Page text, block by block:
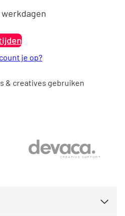
je op?
& creatives gebruiken